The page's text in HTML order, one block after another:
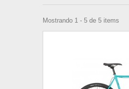
Mostrando 1 - 5 de 5 items